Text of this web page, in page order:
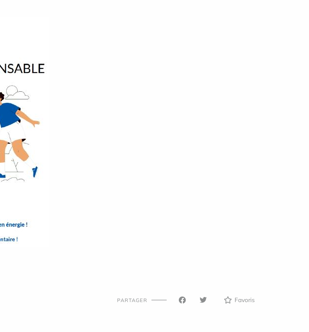
PARTAGER Favoris